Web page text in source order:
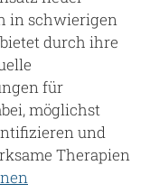
in schwierigen
durch ihre
für
möglichst
und
Therapien